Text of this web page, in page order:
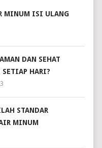
MINUM ISI ULANG
DAN SEHAT
HARI?
STANDAR
MINUM